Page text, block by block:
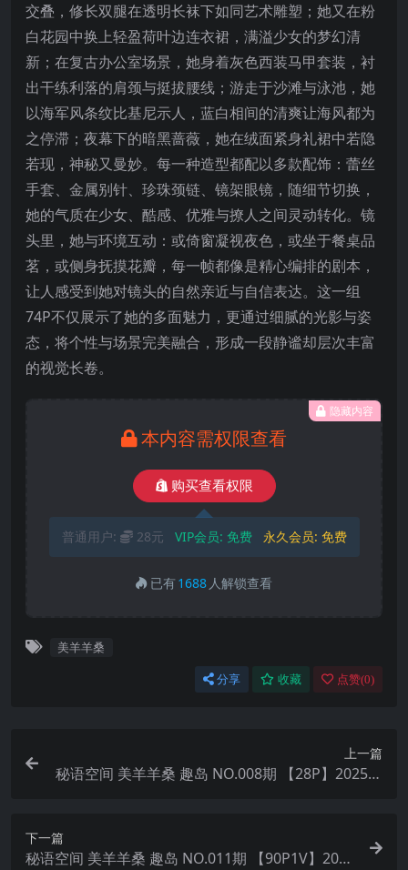
交叠，修长双腿在透明长袜下如同艺术雕塑；她又在粉
白花园中换上轻盈荷叶边连衣裙，满溢少女的梦幻清
新；在复古办公室场景，她身着灰色西装马甲套装，衬
出干练利落的肩颈与挺拔腰线；游走于沙滩与泳池，她
以海军风条纹比基尼示人，蓝白相间的清爽让海风都为
之停滞；夜幕下的暗黑蔷薇，她在绒面紧身礼裙中若隐
若现，神秘又曼妙。每一种造型都配以多款配饰：蕾丝
手套、金属别针、珍珠颈链、镜架眼镜，随细节切换，
她的气质在少女、酷感、优雅与撩人之间灵动转化。镜
头里，她与环境互动：或倚窗凝视夜色，或坐于餐桌品
茗，或侧身抚摸花瓣，每一帧都像是精心编排的剧本，
让人感受到她对镜头的自然亲近与自信表达。这一组
74P不仅展示了她的多面魅力，更通过细腻的光影与姿
态，将个性与场景完美融合，形成一段静谧却层次丰富
的视觉长卷。
隐藏内容
本内容需权限查看
购买查看权限
普通用户: 28元 VIP会员: 免费 永久会员: 免费
已有1688 人解锁查看
美羊羊桑
分享 收藏 点赞(0)
上一篇
秘语空间 美羊羊桑 趣岛 NO.008期 【28P】2025年
下一篇
秘语空间 美羊羊桑 趣岛 NO.011期 【90P1V】2025